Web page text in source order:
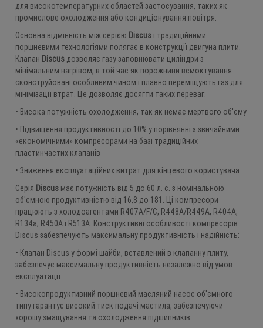
для високотемпературних областей застосування, таких як
промислове охолодження або кондиціонування повітря.
Основна відмінність між серією Discus і традиційними
поршневими технологіями полягає в конструкції двигуна плити.
Клапан Discus дозволяє газу заповнювати циліндри з
мінімальним нагрівом, в той час як порожнини всмоктування
сконструйовані особливим чином і плавно переміщують газ для
мінімізації втрат. Це дозволяє досягти таких переваг:
• Висока потужність охолодження, так як немає мертвого об'єму
• Підвищення продуктивності до 10% у порівнянні з звичайними
«економічними» компресорами на базі традиційних
пластинчастих клапанів
• Зниження експлуатаційних витрат для кінцевого користувача
Серія Discus має потужність від 5 до 60 л. с. з номінальною
об'ємною продуктивністю від 16,8 до 181. Ці компресори
працюють з холодоагентами R407A/F/C, R448A/R449A, R404A,
R134a, R450A і R513A. Конструктивні особливості компресорів
Discus забезпечують максимальну продуктивність і надійність:
• Клапан Discus у формі шайби, вставлений в клапанну плиту,
забезпечує максимальну продуктивність незалежно від умов
експлуатації
• Високопродуктивний поршневий масляний насос об'ємного
типу гарантує високий тиск подачі мастила, забезпечуючи
хорошу змащування та охолодження підшипників